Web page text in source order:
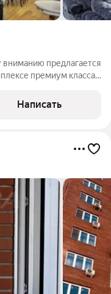
предлагается
премиум класса "
на показ.
Написать